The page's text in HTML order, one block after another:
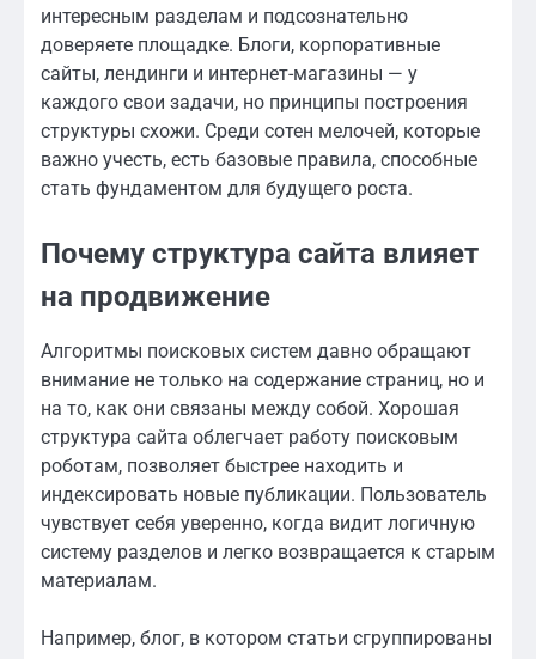
интересным разделам и подсознательно
доверяете площадке. Блоги, корпоративные
сайты, лендинги и интернет-магазины — у
каждого свои задачи, но принципы построения
структуры схожи. Среди сотен мелочей, которые
важно учесть, есть базовые правила, способные
стать фундаментом для будущего роста.
Почему структура сайта влияет
на продвижение
Алгоритмы поисковых систем давно обращают
внимание не только на содержание страниц, но и
на то, как они связаны между собой. Хорошая
структура сайта облегчает работу поисковым
роботам, позволяет быстрее находить и
индексировать новые публикации. Пользователь
чувствует себя уверенно, когда видит логичную
систему разделов и легко возвращается к старым
материалам.
Например, блог, в котором статьи сгруппированы